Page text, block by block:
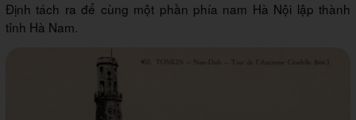
Định tách ra để cùng một phần phía nam Hà Nội lập thành
tỉnh Hà Nam.